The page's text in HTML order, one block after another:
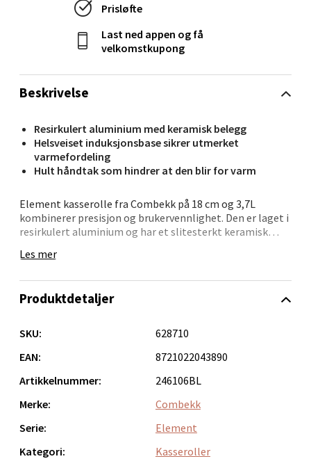
Beskrivelse
Resirkulert aluminium med keramisk belegg
Helsveiset induksjonsbase sikrer utmerket
varmefordeling
Hult håndtak som hindrer at den blir for varm
Element kasserolle fra Combekk på 18 cm og 3,7L
kombinerer presisjon og brukervennlighet. Den er laget i
resirkulert aluminium og har et slitesterkt keramisk
porsjoner, sauser og grønnsaker.
varmefordeling og sparer energi under tilberedning.
tåler alle typer varmekilder, inkludert ovn, og kan vaskes
Les mer
Prisløfte
Last ned appen og få
velkomstkupong
Produktdetaljer
SKU:
628710
EAN:
8721022043890
Artikkelnummer:
246106BL
Merke:
Combekk
Serie:
Element
Kategori:
Kasseroller
Narvik - Thon Senter Malmporten
Bolagsgata 1, 8514 Narvik
Åpent i dag 10-20
0 i butikk
Bergen - Oasen Senter
Folke Bernadottes vei 52, 5147 Fyllingsdalen
Oppdal - Aunasenteret
Aunasenteret, Sunndalsvegen 3, 7340 Oppdal
Åpent i dag 10-19
0 i butikk